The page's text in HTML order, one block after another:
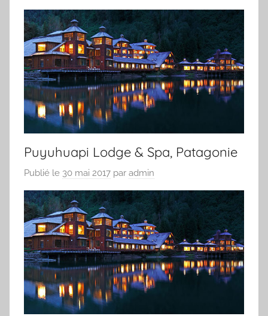
Puyuhuapi Lodge & Spa, Patagonie
Publié le 30 mai 2017 par admin